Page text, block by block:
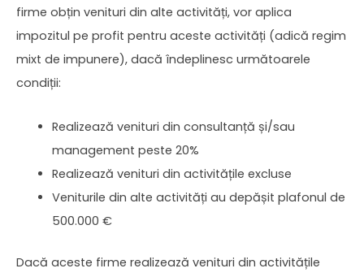
firme obțin venituri din alte activități, vor aplica
impozitul pe profit pentru aceste activități (adică regim
mixt de impunere), dacă îndeplinesc următoarele
condiții:
Realizează venituri din consultanță și/sau
management peste 20%
Realizează venituri din activitățile excluse
Veniturile din alte activități au depășit plafonul de
500.000 €
Dacă aceste firme realizează venituri din activitățile